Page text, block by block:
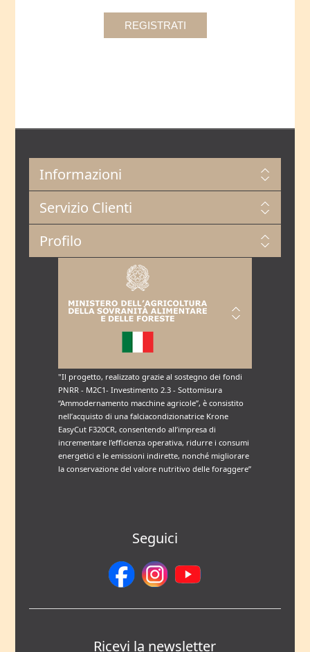
Informazioni
Servizio Clienti
Profilo
"Il progetto, realizzato grazie al sostegno dei fondi
PNRR - M2C1- Investimento 2.3 - Sottomisura
“Ammodernamento macchine agricole”, è consistito
nell’acquisto di una falciacondizionatrice Krone
EasyCut F320CR, consentendo all’impresa di
incrementare l’efficienza operativa, ridurre i consumi
energetici e le emissioni indirette, nonché migliorare
la conservazione del valore nutritivo delle foraggere”
Seguici
Ricevi la newsletter